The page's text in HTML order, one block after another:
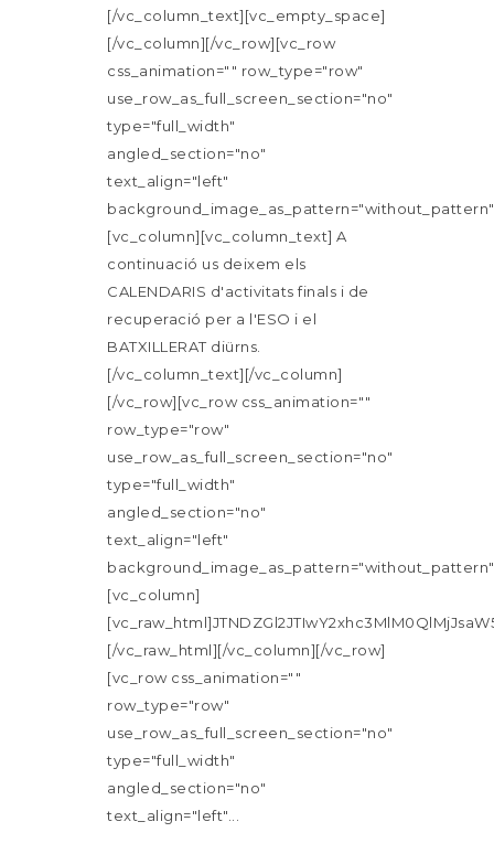
[/vc_column_text][vc_empty_space]
[/vc_column][/vc_row][vc_row
css_animation="" row_type="row"
use_row_as_full_screen_section="no"
type="full_width"
angled_section="no"
text_align="left"
[vc_column][vc_column_text] A
continuació us deixem els
CALENDARIS d'activitats finals i de
recuperació per a l'ESO i el
BATXILLERAT diürns.
[/vc_column_text][/vc_column]
[/vc_row][vc_row css_animation=""
row_type="row"
use_row_as_full_screen_section="no"
type="full_width"
angled_section="no"
text_align="left"
[vc_column]
[/vc_raw_html][/vc_column][/vc_row]
[vc_row css_animation=""
row_type="row"
use_row_as_full_screen_section="no"
type="full_width"
angled_section="no"
text_align="left"...